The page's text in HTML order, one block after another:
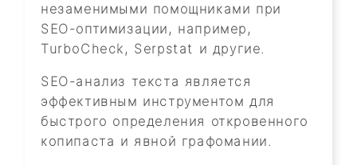
незаменимыми помощниками при
SEO-оптимизации, например,
TurboCheck, Serpstat и другие.
SEO-анализ текста является
эффективным инструментом для
быстрого определения откровенного
копипаста и явной графомании.